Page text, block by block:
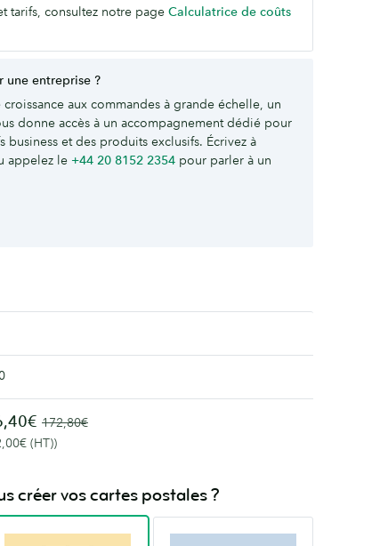
tarifs, consultez notre page Calculatrice de coûts
une entreprise ?
aux commandes à grande échelle, un
donne accès à un accompagnement dédié pour
business et des produits exclusifs. Écrivez à
appelez le +44 20 8152 2354 pour parler à un
172,80€
(HT))
créer vos cartes postales ?